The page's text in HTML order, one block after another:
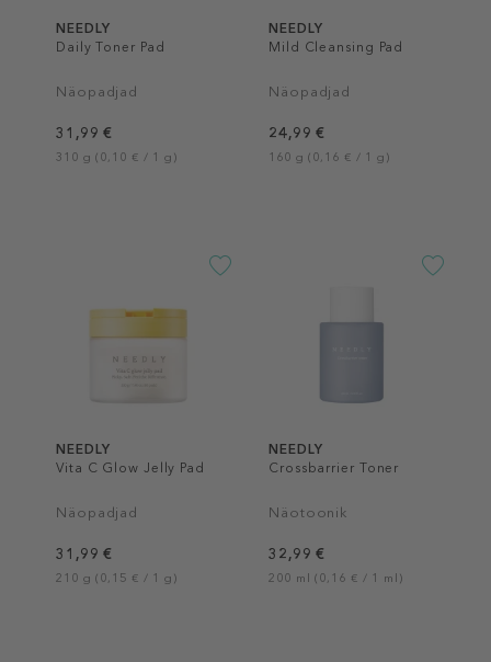
NEEDLY
Daily Toner Pad
Näopadjad
31,99 €
310 g (0,10 € / 1 g)
NEEDLY
Mild Cleansing Pad
Näopadjad
24,99 €
160 g (0,16 € / 1 g)
NEEDLY
Vita C Glow Jelly Pad
Näopadjad
31,99 €
210 g (0,15 € / 1 g)
NEEDLY
Crossbarrier Toner
Näotoonik
32,99 €
200 ml (0,16 € / 1 ml)